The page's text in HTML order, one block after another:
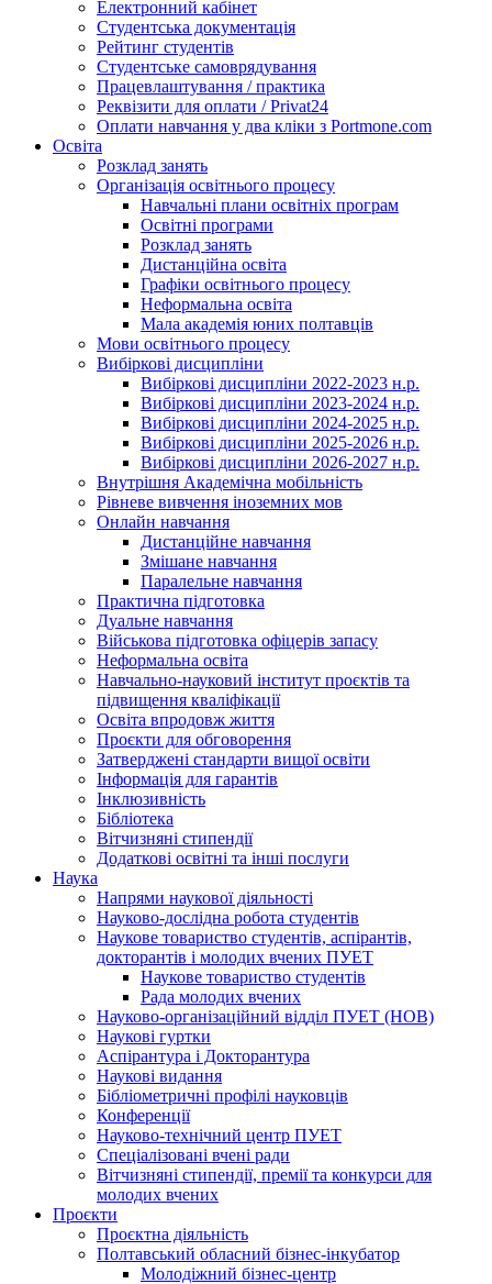
Електронний кабінет
Студентська документація
Рейтинг студентів
Студентське самоврядування
Працевлаштування / практика
Реквізити для оплати / Privat24
Оплати навчання у два кліки з Portmone.com
Освіта
Розклад занять
Організація освітнього процесу
Навчальні плани освітніх програм
Освітні програми
Розклад занять
Дистанційна освіта
Графіки освітнього процесу
Неформальна освіта
Мала академія юних полтавців
Мови освітнього процесу
Вибіркові дисципліни
Вибіркові дисципліни 2022-2023 н.р.
Вибіркові дисципліни 2023-2024 н.р.
Вибіркові дисципліни 2024-2025 н.р.
Вибіркові дисципліни 2025-2026 н.р.
Вибіркові дисципліни 2026-2027 н.р.
Внутрішня Академічна мобільність
Рівневе вивчення іноземних мов
Онлайн навчання
Дистанційне навчання
Змішане навчання
Паралельне навчання
Практична підготовка
Дуальне навчання
Військова підготовка офіцерів запасу
Неформальна освіта
Навчально-науковий інститут проєктів та
підвищення кваліфікації
Освіта впродовж життя
Проєкти для обговорення
Затверджені стандарти вищої освіти
Інформація для гарантів
Інклюзивність
Бібліотека
Вітчизняні стипендії
Додаткові освітні та інші послуги
Наука
Напрями наукової діяльності
Науково-дослідна робота студентів
Наукове товариство студентів, аспірантів,
докторантів і молодих вчених ПУЕТ
Наукове товариство студентів
Рада молодих вчених
Науково-організаційний відділ ПУЕТ (НОВ)
Наукові гуртки
Аспірантура і Докторантура
Наукові видання
Бібліометричні профілі науковців
Конференції
Науково-технічний центр ПУЕТ
Спеціалізовані вчені ради
Вітчизняні стипендії, премії та конкурси для
молодих вчених
Проєкти
Проєктна діяльність
Полтавський обласний бізнес-інкубатор
Молодіжний бізнес-центр